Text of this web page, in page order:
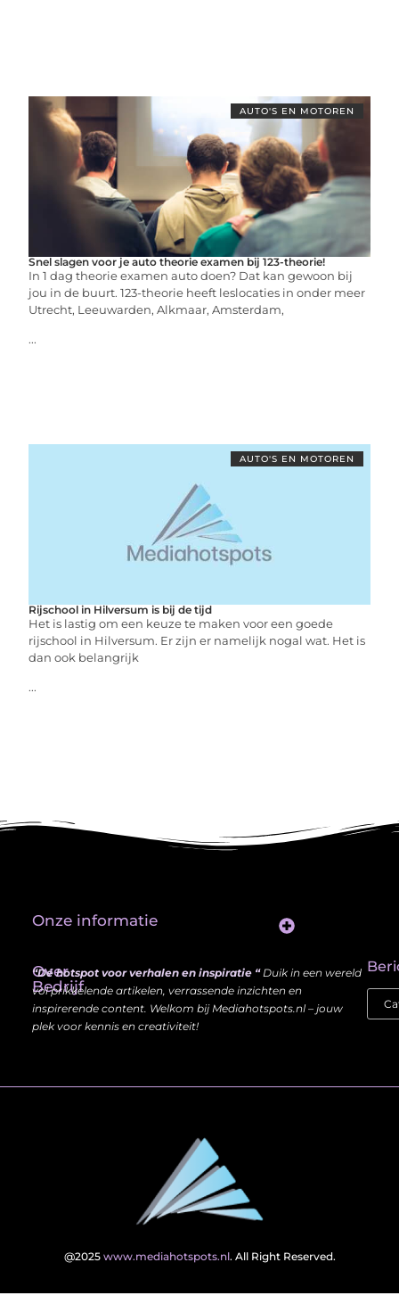
AUTO'S EN MOTOREN
Snel slagen voor je auto theorie examen bij 123-theorie!
In 1 dag theorie examen auto doen? Dat kan gewoon bij
jou in de buurt. 123-theorie heeft leslocaties in onder meer
Utrecht, Leeuwarden, Alkmaar, Amsterdam,
...
AUTO'S EN MOTOREN
Rijschool in Hilversum is bij de tijd
Het is lastig om een keuze te maken voor een goede
rijschool in Hilversum. Er zijn er namelijk nogal wat. Het is
dan ook belangrijk
...
Over
Bedrijf
“Dé hotspot voor verhalen en inspiratie “Duik in een wereld
vol prikkelende artikelen, verrassende inzichten en
inspirerende content. Welkom bij Mediahotspots.nl – jouw
plek voor kennis en creativiteit!
Onze informatie
@2025 www.mediahotspots.nl. All Right Reserved.